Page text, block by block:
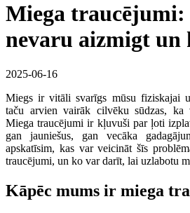
Miega traucējumi:
nevaru aizmigt un
2025-06-16
Miegs ir vitāli svarīgs mūsu fiziskajai
taču arvien vairāk cilvēku sūdzas,
Miega traucējumi ir kļuvuši par ļoti
gan jauniešus, gan vecāka
apskatīsim, kas var veicināt šīs
traucējumi, un ko var darīt, lai uzlabotu
Kāpēc mums ir miega